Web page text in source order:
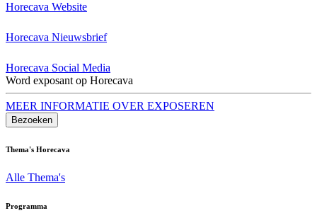
Horecava Website
Horecava Nieuwsbrief
Horecava Social Media
Word exposant op Horecava
MEER INFORMATIE OVER EXPOSEREN
Bezoeken
Thema's Horecava
Alle Thema's
Programma